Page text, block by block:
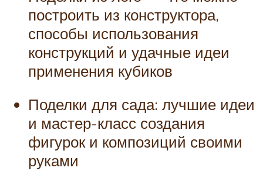
построить из конструктора,
способы использования
конструкций и удачные идеи
применения кубиков
Поделки для сада: лучшие идеи
и мастер-класс создания
фигурок и композиций своими
руками